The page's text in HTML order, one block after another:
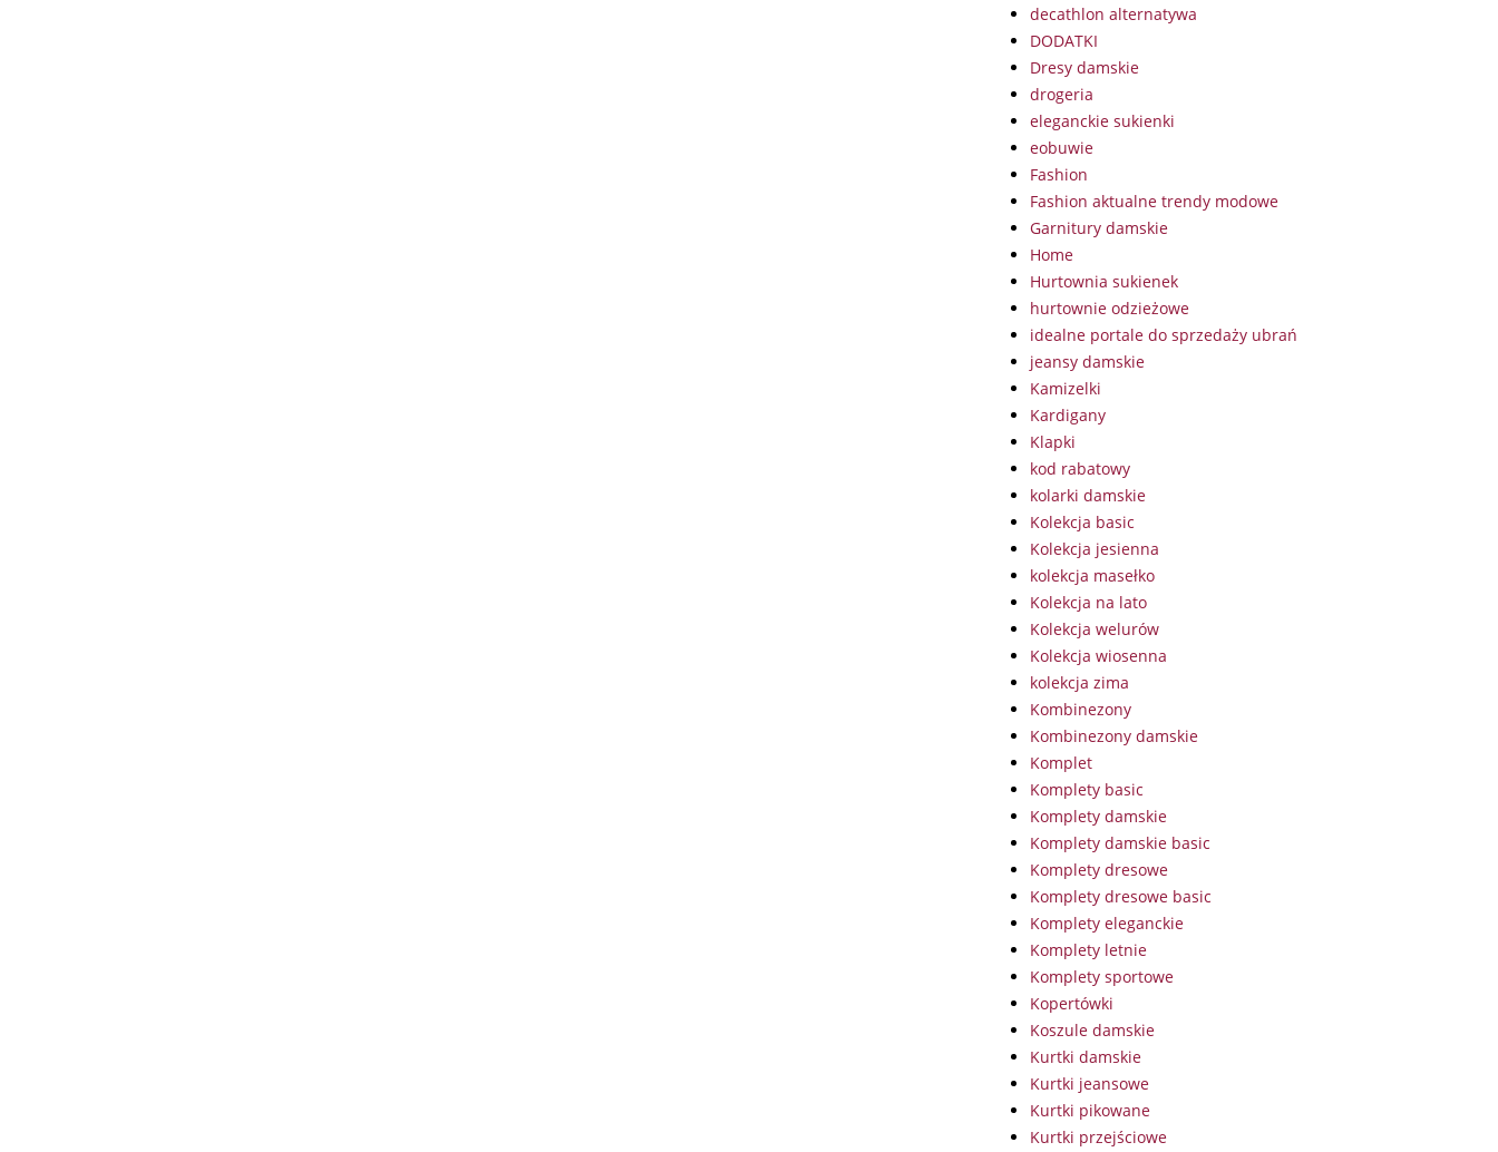
decathlon alternatywa
DODATKI
Dresy damskie
drogeria
eleganckie sukienki
eobuwie
Fashion
Fashion aktualne trendy modowe
Garnitury damskie
Home
Hurtownia sukienek
hurtownie odzieżowe
idealne portale do sprzedaży ubrań
jeansy damskie
Kamizelki
Kardigany
Klapki
kod rabatowy
kolarki damskie
Kolekcja basic
Kolekcja jesienna
kolekcja masełko
Kolekcja na lato
Kolekcja welurów
Kolekcja wiosenna
kolekcja zima
Kombinezony
Kombinezony damskie
Komplet
Komplety basic
Komplety damskie
Komplety damskie basic
Komplety dresowe
Komplety dresowe basic
Komplety eleganckie
Komplety letnie
Komplety sportowe
Kopertówki
Koszule damskie
Kurtki damskie
Kurtki jeansowe
Kurtki pikowane
Kurtki przejściowe